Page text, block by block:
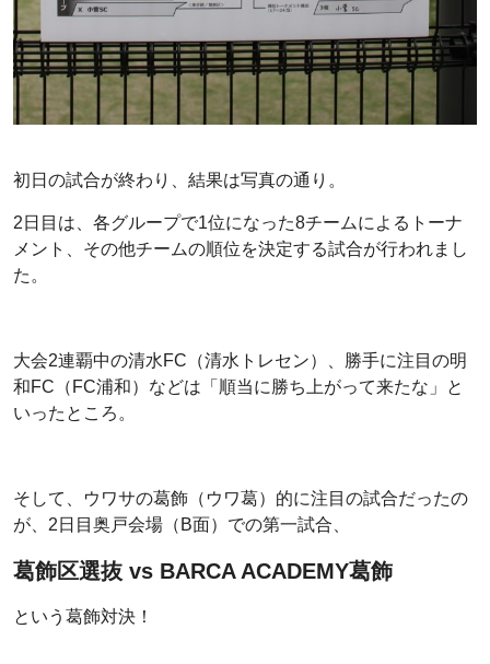
初日の試合が終わり、結果は写真の通り。
2日目は、各グループで1位になった8チームによるトーナ
メント、その他チームの順位を決定する試合が行われまし
た。
大会2連覇中の清水FC（清水トレセン）、勝手に注目の明
和FC（FC浦和）などは「順当に勝ち上がって来たな」と
いったところ。
そして、ウワサの葛飾（ウワ葛）的に注目の試合だったの
が、2日目奥戸会場（B面）での第一試合、
葛飾区選抜 vs BARCA ACADEMY葛飾
という葛飾対決！